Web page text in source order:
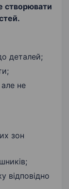
створювати
деталей;
не
зон
відповідно